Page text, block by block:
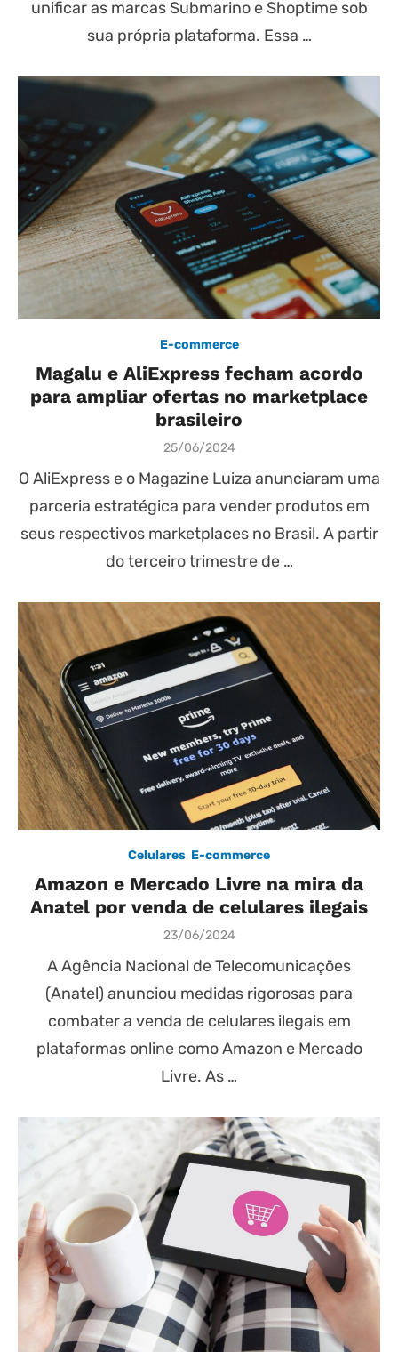
unificar as marcas Submarino e Shoptime sob
sua própria plataforma. Essa …
E-commerce
Magalu e AliExpress fecham acordo
para ampliar ofertas no marketplace
brasileiro
Posted
25/06/2024
O AliExpress e o Magazine Luiza anunciaram uma
parceria estratégica para vender produtos em
seus respectivos marketplaces no Brasil. A partir
do terceiro trimestre de …
Celulares, E-commerce
Amazon e Mercado Livre na mira da
Anatel por venda de celulares ilegais
Posted
23/06/2024
A Agência Nacional de Telecomunicações
(Anatel) anunciou medidas rigorosas para
combater a venda de celulares ilegais em
plataformas online como Amazon e Mercado
Livre. As …